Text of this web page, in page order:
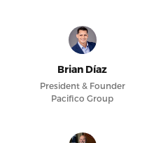
Brian Díaz
President & Founder
Pacifico Group